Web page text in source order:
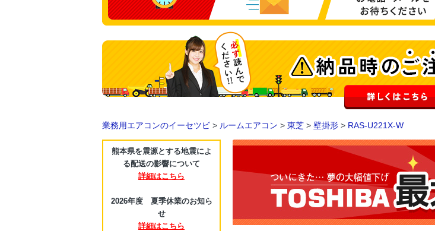
業務用エアコンのイーセツビ > ルームエアコン > 東芝 > 壁掛形 > RAS-U221X-W
熊本県を震源とする地震によ
る配送の影響について
詳細はこちら
2026年度 夏季休業のお知ら
せ
詳細はこちら